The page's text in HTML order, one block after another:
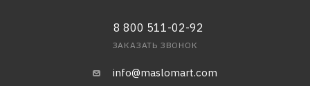
8 800 511-02-92
ЗАКАЗАТЬ ЗВОНОК
info@maslomart.com